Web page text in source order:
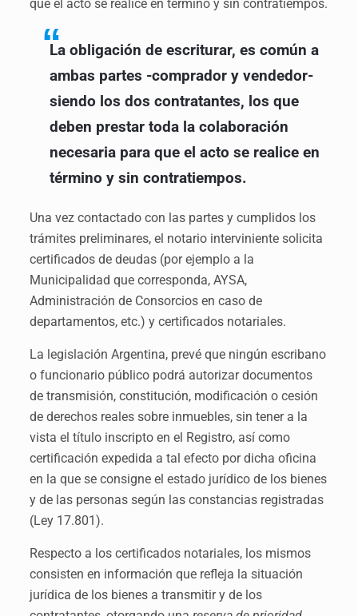
que el acto se realice en término y sin contratiempos.
La obligación de escriturar, es común a
ambas partes -comprador y vendedor-
siendo los dos contratantes, los que
deben prestar toda la colaboración
necesaria para que el acto se realice en
término y sin contratiempos.
Una vez contactado con las partes y cumplidos los
trámites preliminares, el notario interviniente solicita
certificados de deudas (por ejemplo a la
Municipalidad que corresponda, AYSA,
Administración de Consorcios en caso de
departamentos, etc.) y certificados notariales.
La legislación Argentina, prevé que ningún escribano
o funcionario público podrá autorizar documentos
de transmisión, constitución, modificación o cesión
de derechos reales sobre inmuebles, sin tener a la
vista el título inscripto en el Registro, así como
certificación expedida a tal efecto por dicha oficina
en la que se consigne el estado jurídico de los bienes
y de las personas según las constancias registradas
(Ley 17.801).
Respecto a los certificados notariales, los mismos
consisten en información que refleja la situación
jurídica de los bienes a transmitir y de los